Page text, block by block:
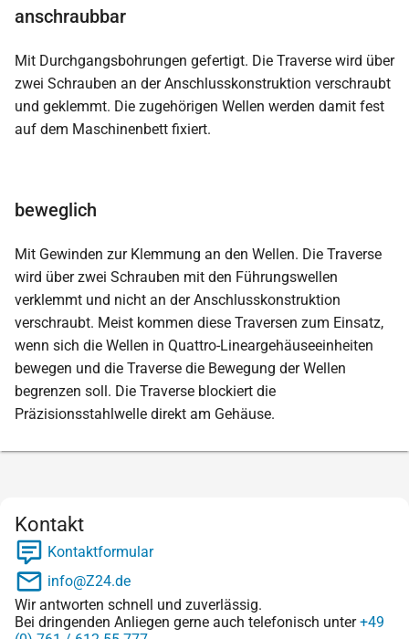
anschraubbar
Mit Durchgangsbohrungen gefertigt. Die Traverse wird über
zwei Schrauben an der Anschlusskonstruktion verschraubt
und geklemmt. Die zugehörigen Wellen werden damit fest
auf dem Maschinenbett fixiert.
beweglich
Mit Gewinden zur Klemmung an den Wellen. Die Traverse
wird über zwei Schrauben mit den Führungswellen
verklemmt und nicht an der Anschlusskonstruktion
verschraubt. Meist kommen diese Traversen zum Einsatz,
wenn sich die Wellen in Quattro-Lineargehäuseeinheiten
bewegen und die Traverse die Bewegung der Wellen
begrenzen soll. Die Traverse blockiert die
Präzisionsstahlwelle direkt am Gehäuse.
Kontakt
Kontaktformular
info@Z24.de
Wir antworten schnell und zuverlässig.
Bei dringenden Anliegen gerne auch telefonisch unter+49